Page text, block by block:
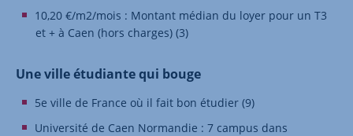
10,20 €/m2/mois : Montant médian du loyer pour un T3
et + à Caen (hors charges) (3)
Une ville étudiante qui bouge
5e ville de France où il fait bon étudier (9)
Université de Caen Normandie : 7 campus dans